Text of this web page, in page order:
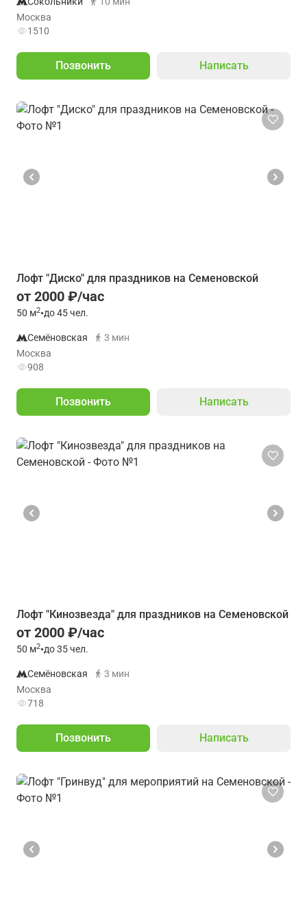
Москва
1510
Позвонить Написать
Лофт "Диско" для праздников на Семеновской
от 2000 ₽/час
50 м2•до 45 чел.
Семёновская
3 мин
Москва
908
Позвонить Написать
Лофт "Кинозвезда" для праздников на Семеновской
от 2000 ₽/час
50 м2•до 35 чел.
Семёновская
3 мин
Москва
718
Позвонить Написать